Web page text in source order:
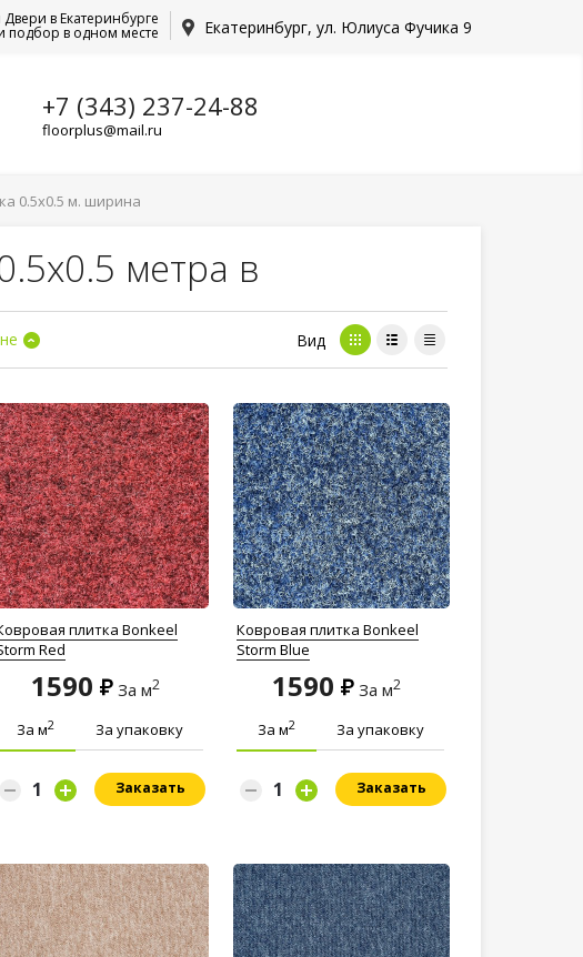
Екатеринбург, ул. Юлиуса Фучика 9
в Екатеринбурге
в одном месте
+7 (343) 237-24-88
floorplus@mail.ru
0.5x0.5 м. ширина
метра в
Вид
плитка Bonkeel
Red
1590 За м2
За м2 За упаковку
Заказать
Ковровая плитка Bonkeel
Storm Blue
1590 За м2
За м2 За упаковку
Заказать